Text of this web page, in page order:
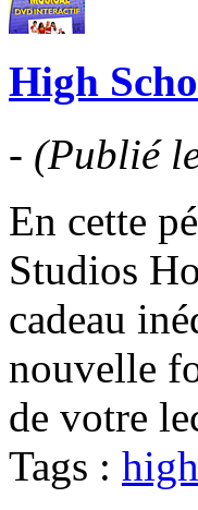
High
- (Publié
En cette
Studios
cadeau
nouvelle
de votre
Tags :